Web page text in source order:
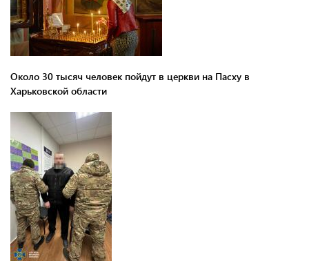
Около 30 тысяч человек пойдут в церкви на Пасху в
Харьковской области